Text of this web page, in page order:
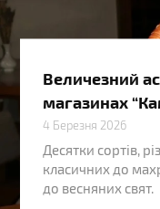
Величезний
магазинах
4 Березня 2026
Десятки сортів,
класичних до
до весняних свят.